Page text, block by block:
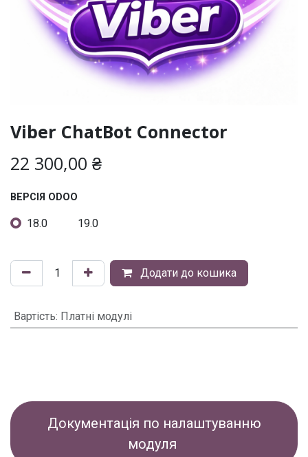
Viber ChatBot Connector
22 300,00 ₴
ВЕРСІЯ ODOO
18.0 19.0
Додати до кошика
Вартість: Платні модулі
Документація по налаштуванню
модуля